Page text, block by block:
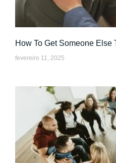
How To Get Someone Else
fevereiro 11, 2025